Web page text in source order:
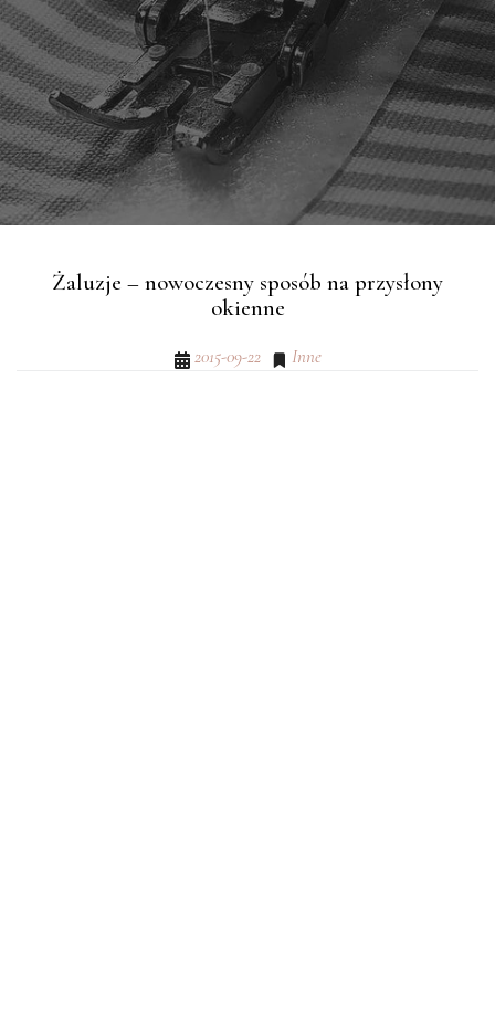
Żaluzje – nowoczesny sposób na przysłony
okienne
2015-09-22 Inne